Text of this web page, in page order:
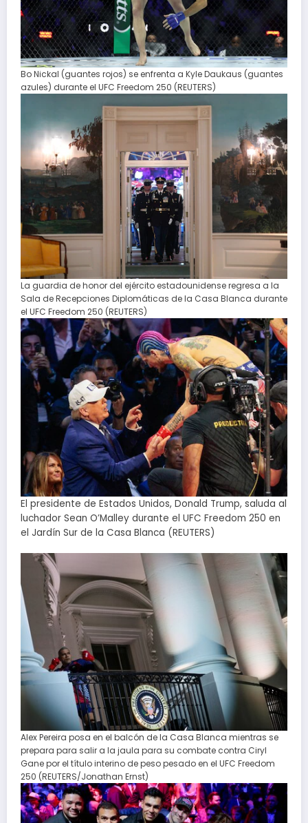
Bo Nickal (guantes rojos) se enfrenta a Kyle Daukaus (guantes
azules) durante el UFC Freedom 250 (REUTERS)
La guardia de honor del ejército estadounidense regresa a la
Sala de Recepciones Diplomáticas de la Casa Blanca durante
el UFC Freedom 250 (REUTERS)
El presidente de Estados Unidos, Donald Trump, saluda al
luchador Sean O’Malley durante el UFC Freedom 250 en
el Jardín Sur de la Casa Blanca (REUTERS)
Alex Pereira posa en el balcón de la Casa Blanca mientras se
prepara para salir a la jaula para su combate contra Ciryl
Gane por el título interino de peso pesado en el UFC Freedom
250 (REUTERS/Jonathan Ernst)